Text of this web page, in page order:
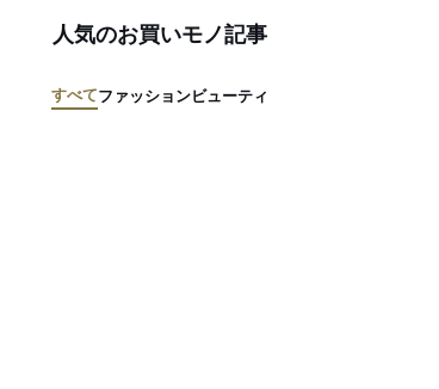
人気のお買いモノ記事
すべてファッションビューティ